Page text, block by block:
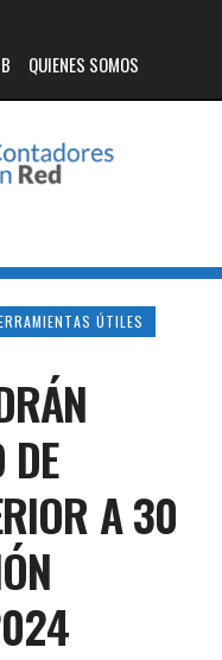
QUIENES SOMOS
ÚTILES
DE
A 30